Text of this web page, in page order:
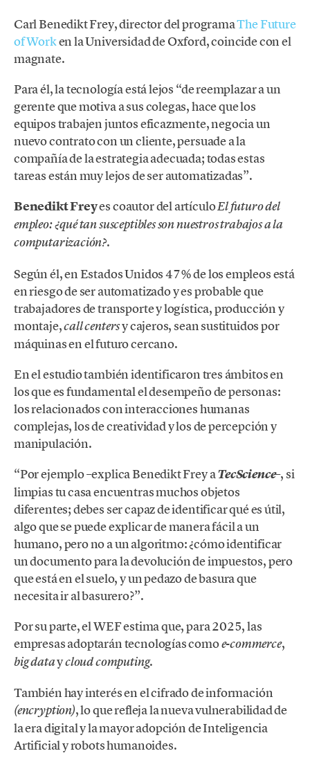
Carl Benedikt Frey, director del programaThe Future
of Worken la Universidad de Oxford, coincide con el
magnate.
Para él, la tecnología está lejos “de reemplazar a un
gerente que motiva a sus colegas, hace que los
equipos trabajen juntos eficazmente, negocia un
nuevo contrato con un cliente, persuade a la
compañía de la estrategia adecuada; todas estas
tareas están muy lejos de ser automatizadas”.
Benedikt Freyes coautor del artículoEl futuro del
empleo: ¿qué tan susceptibles son nuestros trabajos a la
computarización?.
Según él, en Estados Unidos 47% de los empleos está
en riesgo de ser automatizado y es probable que
trabajadores de transporte y logística, producción y
montaje,call centersy cajeros, sean sustituidos por
máquinas en el futuro cercano.
En el estudio también identificaron tres ámbitos en
los que es fundamental el desempeño de personas:
los relacionados con interacciones humanas
complejas, los de creatividad y los de percepción y
manipulación.
“Por ejemplo –explica Benedikt Frey aTecScience–, si
limpias tu casa encuentras muchos objetos
diferentes; debes ser capaz de identificar qué es útil,
algo que se puede explicar de manera fácil a un
humano, pero no a un algoritmo: ¿cómo identificar
un documento para la devolución de impuestos, pero
que está en el suelo, y un pedazo de basura que
necesita ir al basurero?”.
Por su parte, el WEF estima que, para 2025, las
empresas adoptarán tecnologías comoe-commerce,
big dataycloud computing.
También hay interés en el cifrado de información
(encryption), lo que refleja la nueva vulnerabilidad de
la era digital y la mayor adopción de Inteligencia
Artificial y robots humanoides.